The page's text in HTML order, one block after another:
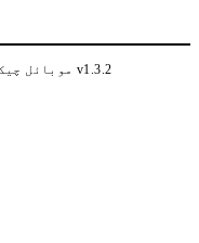
© 2026 WhatsApp موبائل چیکر۔ جملہ حقوق محفوظ ہیں۔v1.3.2